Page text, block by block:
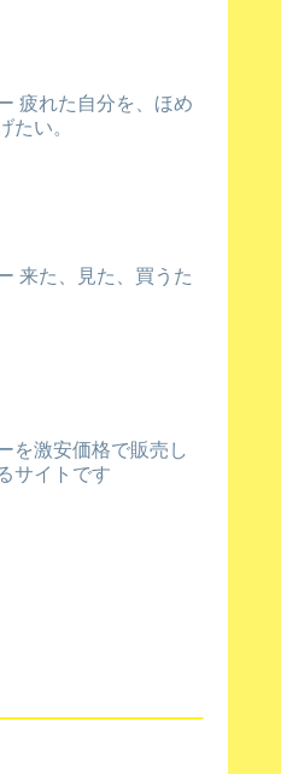
疲れた自分を、ほめ
たい。
来た、見た、買うた
を激安価格で販売し
サイトです